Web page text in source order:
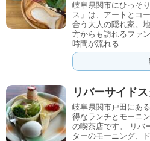
岐阜県関市にひっそ
ス」は、アートとコ
合う大人の隠れ家。
方からも訪れるファ
時間が流れる...
リバーサイド
岐阜県関市戸田にあ
得なランチとモーニ
の喫茶店です。 リバ
ターのモーニング、